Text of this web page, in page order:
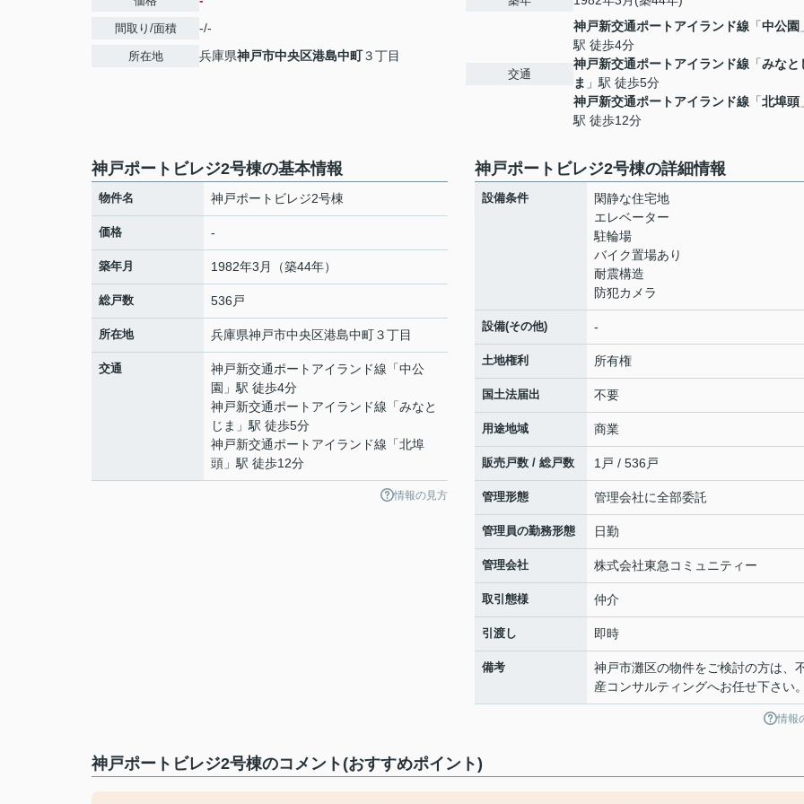
間取り/面積 -/-
所在地 兵庫県神戸市中央区港島中町３丁目
交通
神戸新交通ポートアイランド線 「中公園
駅 徒歩4分
神戸新交通ポートアイランド線 「みなと
ま 」駅 徒歩5分
神戸新交通ポートアイランド線 「北埠頭
駅 徒歩12分
神戸ポートビレジ2号棟の基本情報
物件名 神戸ポートビレジ2号棟
価格 -
築年月 1982年3月（築44年）
総戸数 536戸
所在地 兵庫県神戸市中央区港島中町３丁目
交通 神戸新交通ポートアイランド線 「中公
園 」駅 徒歩4分
神戸新交通ポートアイランド線 「みなと
じま 」駅 徒歩5分
神戸新交通ポートアイランド線 「北埠
頭 」駅 徒歩12分
情報の見方
神戸ポートビレジ2号棟の詳細情報
設備条件
閑静な住宅地
エレベーター
駐輪場
バイク置場あり
耐震構造
防犯カメラ
設備(その他) -
土地権利 所有権
国土法届出 不要
用途地域 商業
販売戸数 / 総戸数 1戸 / 536戸
管理形態 管理会社に全部委託
管理員の勤務形態 日勤
管理会社 株式会社東急コミュニティー
取引態様 仲介
引渡し 即時
備考
神戸市灘区の物件をご検討の方は、
産コンサルティングへお任せ下さい。
情報
神戸ポートビレジ2号棟のコメント(おすすめポイント)